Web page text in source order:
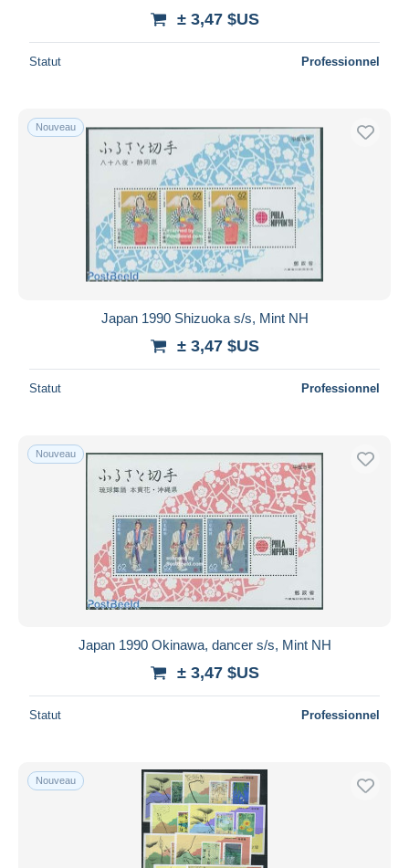
± 3,47 $US
Statut Professionnel
Nouveau
Japan 1990 Shizuoka s/s, Mint NH
± 3,47 $US
Statut Professionnel
Nouveau
Japan 1990 Okinawa, dancer s/s, Mint NH
± 3,47 $US
Statut Professionnel
Nouveau